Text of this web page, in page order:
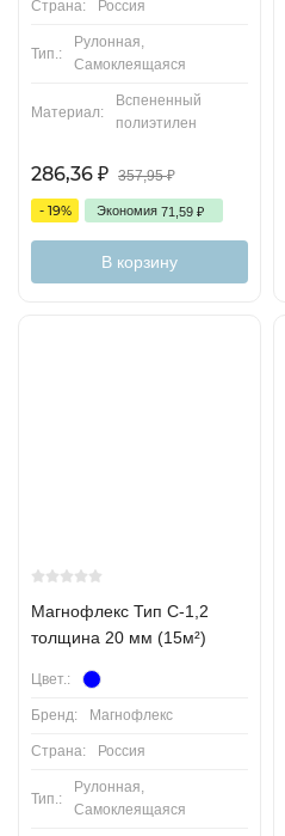
Страна: Россия
Тип.:
Рулонная,
Самоклеящаяся
Материал:
Вспененный
полиэтилен
286,36 ₽ 357,95₽
- 19% Экономия 71,59 ₽
В корзину
Магнофлекс Тип С-1,2
толщина 20 мм (15м²)
Цвет.:
Бренд: Магнофлекс
Страна: Россия
Тип.:
Рулонная,
Самоклеящаяся